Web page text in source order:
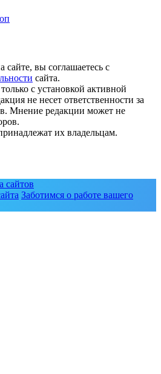
вы соглашаетесь с
сайта.
с установкой активной
не несет ответственности за
Мнение редакции может не
их владельцам.
Заботимся о работе вашего